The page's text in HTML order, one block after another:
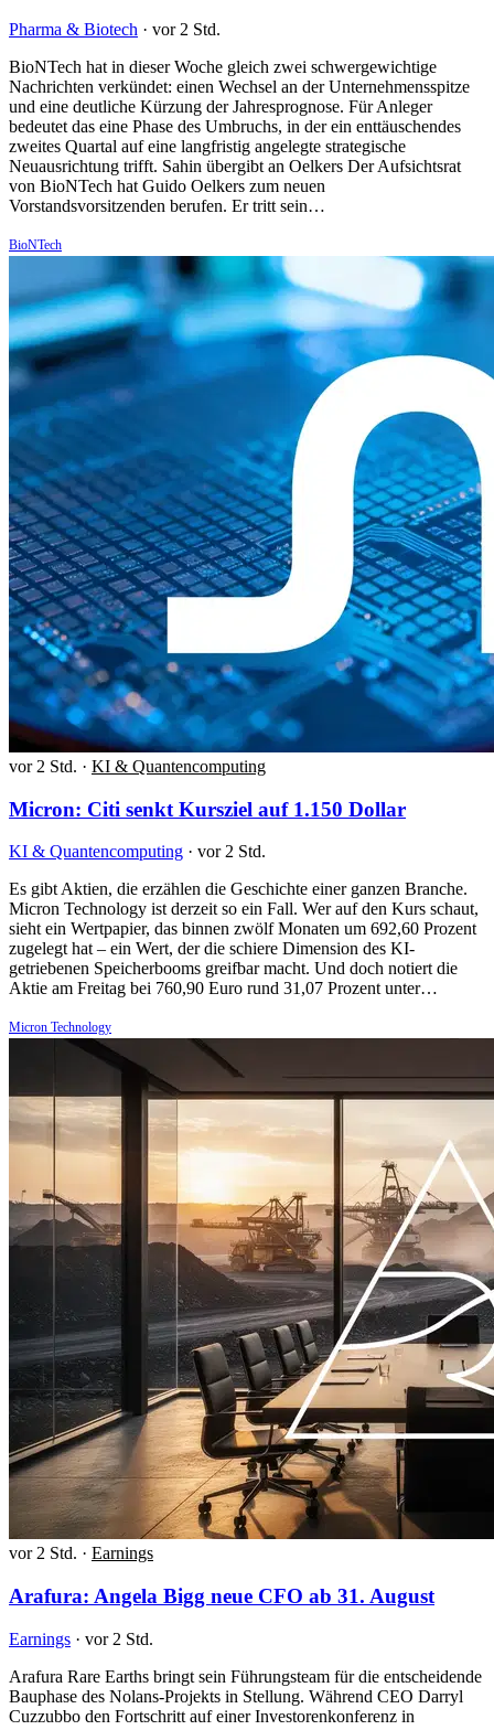
Pharma & Biotech · vor 2 Std.
BioNTech hat in dieser Woche gleich zwei schwergewichtige
Nachrichten verkündet: einen Wechsel an der Unternehmensspitze
und eine deutliche Kürzung der Jahresprognose. Für Anleger
bedeutet das eine Phase des Umbruchs, in der ein enttäuschendes
zweites Quartal auf eine langfristig angelegte strategische
Neuausrichtung trifft. Sahin übergibt an Oelkers Der Aufsichtsrat
von BioNTech hat Guido Oelkers zum neuen
Vorstandsvorsitzenden berufen. Er tritt sein…
BioNTech
vor 2 Std. · KI & Quantencomputing
Micron: Citi senkt Kursziel auf 1.150 Dollar
KI & Quantencomputing · vor 2 Std.
Es gibt Aktien, die erzählen die Geschichte einer ganzen Branche.
Micron Technology ist derzeit so ein Fall. Wer auf den Kurs schaut,
sieht ein Wertpapier, das binnen zwölf Monaten um 692,60 Prozent
zugelegt hat – ein Wert, der die schiere Dimension des KI-
getriebenen Speicherbooms greifbar macht. Und doch notiert die
Aktie am Freitag bei 760,90 Euro rund 31,07 Prozent unter…
Micron Technology
vor 2 Std. · Earnings
Arafura: Angela Bigg neue CFO ab 31. August
Earnings · vor 2 Std.
Arafura Rare Earths bringt sein Führungsteam für die entscheidende
Bauphase des Nolans-Projekts in Stellung. Während CEO Darryl
Cuzzubbo den Fortschritt auf einer Investorenkonferenz in